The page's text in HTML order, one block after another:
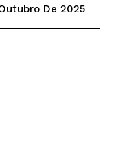
De 2025